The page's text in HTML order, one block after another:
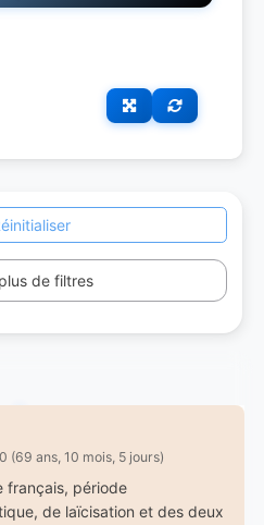
de filtres
(69 ans, 10 mois, 5 jours)
français, période
de laïcisation et des deux